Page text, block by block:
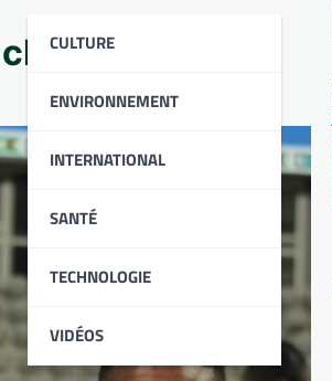
CULTURE
ENVIRONNEMENT
INTERNATIONAL
SANTÉ
TECHNOLOGIE
VIDÉOS
le trophée